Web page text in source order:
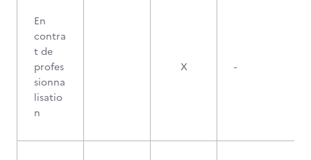
En
contra
t de
profes
sionna
lisatio
n
X -